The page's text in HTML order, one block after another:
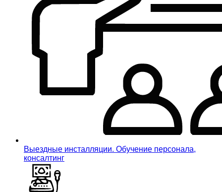
Выездные инсталляции. Обучение персонала,
консалтинг